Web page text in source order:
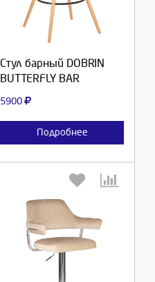
Стул барный DOBRIN
BUTTERFLY BAR
5900
Подробнее
Отмена
Выберите количество: